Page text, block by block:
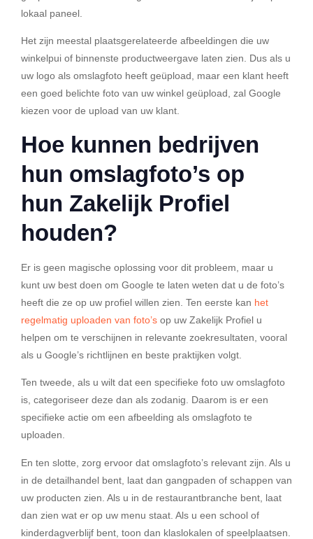
lokaal paneel.
Het zijn meestal plaatsgerelateerde afbeeldingen die uw
winkelpui of binnenste productweergave laten zien. Dus als u
uw logo als omslagfoto heeft geüpload, maar een klant heeft
een goed belichte foto van uw winkel geüpload, zal Google
kiezen voor de upload van uw klant.
Hoe kunnen bedrijven
hun omslagfoto’s op
hun Zakelijk Profiel
houden?
Er is geen magische oplossing voor dit probleem, maar u
kunt uw best doen om Google te laten weten dat u de foto’s
heeft die ze op uw profiel willen zien. Ten eerste kan het
regelmatig uploaden van foto’s op uw Zakelijk Profiel u
helpen om te verschijnen in relevante zoekresultaten, vooral
als u Google’s richtlijnen en beste praktijken volgt.
Ten tweede, als u wilt dat een specifieke foto uw omslagfoto
is, categoriseer deze dan als zodanig. Daarom is er een
specifieke actie om een afbeelding als omslagfoto te
uploaden.
En ten slotte, zorg ervoor dat omslagfoto’s relevant zijn. Als u
in de detailhandel bent, laat dan gangpaden of schappen van
uw producten zien. Als u in de restaurantbranche bent, laat
dan zien wat er op uw menu staat. Als u een school of
kinderdagverblijf bent, toon dan klaslokalen of speelplaatsen.